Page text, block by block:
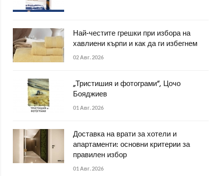
Най-честите грешки при избора на
хавлиени кърпи и как да ги избегнем
02 Авг. 2026
„Тристишия и фотограми“, Цочо
Бояджиев
01 Авг. 2026
Доставка на врати за хотели и
апартаменти: основни критерии за
правилен избор
01 Авг. 2026